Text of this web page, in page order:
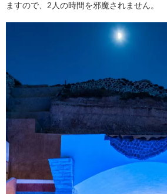
ますので、2人の時間を邪魔されません。